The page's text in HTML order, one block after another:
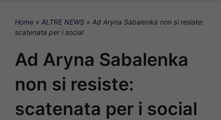
Home » ALTRE NEWS » Ad Aryna Sabalenka non si resiste:
scatenata per i social
Ad Aryna Sabalenka
non si resiste:
scatenata per i social